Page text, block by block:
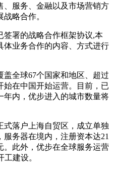
、服务、金融以及市场营销方
略合作。
签署的战略合作框架协议,本
体业务合作的内容、方式进行
盖全球67个国家和地区、超过
始在中国开始运营。目前，已
年内，优步进入的城市数量将
式落户上海自贸区，成立单独
务器在境内，注册资本达21
。此外，优步在全球服务运营
建设。